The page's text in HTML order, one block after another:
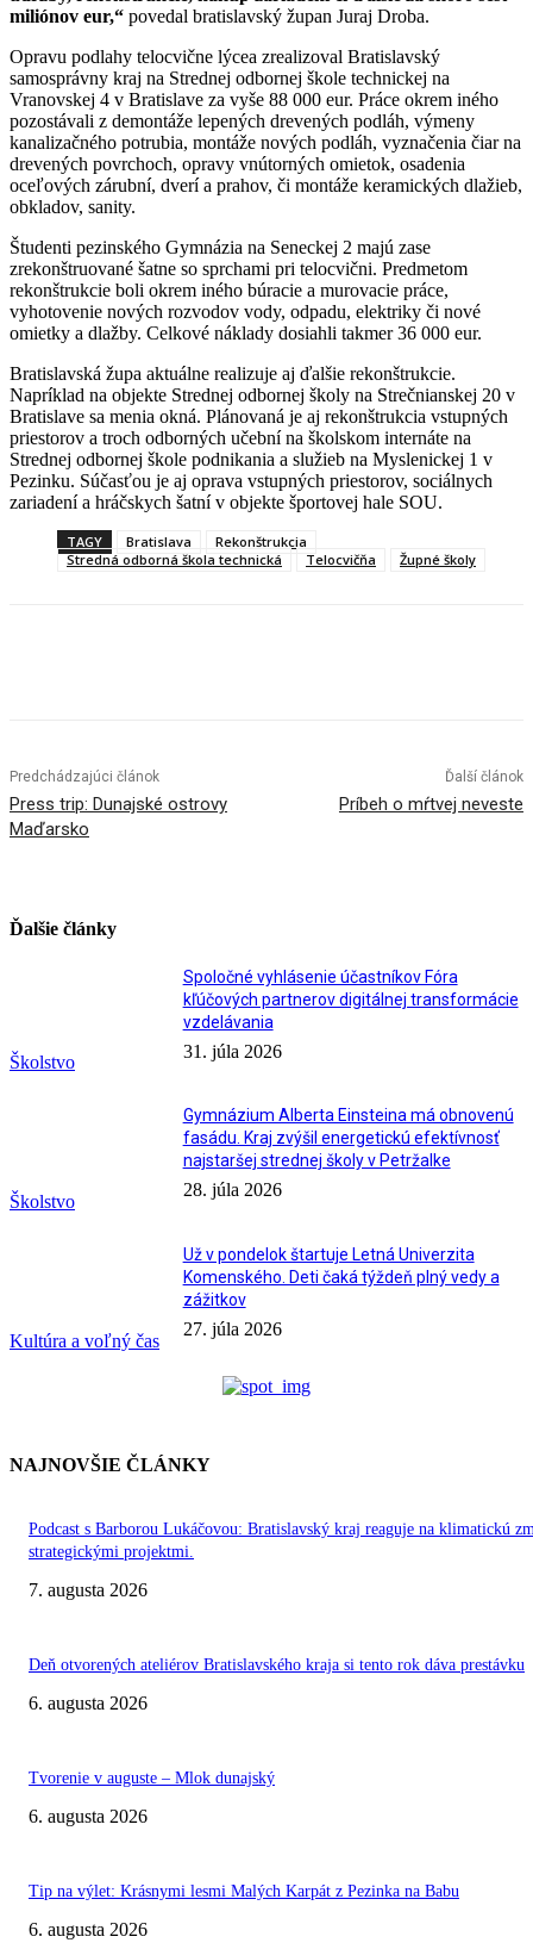
miliónov eur,“ povedal bratislavský župan Juraj Droba.
Opravu podlahy telocvične lýcea zrealizoval Bratislavský
samosprávny kraj na Strednej odbornej škole technickej na
Vranovskej 4 v Bratislave za vyše 88 000 eur. Práce okrem iného
pozostávali z demontáže lepených drevených podláh, výmeny
kanalizačného potrubia, montáže nových podláh, vyznačenia čiar na
drevených povrchoch, opravy vnútorných omietok, osadenia
oceľových zárubní, dverí a prahov, či montáže keramických dlažieb,
obkladov, sanity.
Študenti pezinského Gymnázia na Seneckej 2 majú zase
zrekonštruované šatne so sprchami pri telocvični. Predmetom
rekonštrukcie boli okrem iného búracie a murovacie práce,
vyhotovenie nových rozvodov vody, odpadu, elektriky či nové
omietky a dlažby. Celkové náklady dosiahli takmer 36 000 eur.
Bratislavská župa aktuálne realizuje aj ďalšie rekonštrukcie.
Napríklad na objekte Strednej odbornej školy na Strečnianskej 20 v
Bratislave sa menia okná. Plánovaná je aj rekonštrukcia vstupných
priestorov a troch odborných učební na školskom internáte na
Strednej odbornej škole podnikania a služieb na Myslenickej 1 v
Pezinku. Súčasťou je aj oprava vstupných priestorov, sociálnych
zariadení a hráčskych šatní v objekte športovej hale SOU.
TAGY Bratislava
Rekonštrukcia
Stredná odborná škola technická
Telocvičňa Župné školy
Predchádzajúci článok
Press trip: Dunajské ostrovy
Maďarsko
Ďalší článok
Príbeh o mŕtvej neveste
Ďalšie články
Školstvo
Spoločné vyhlásenie účastníkov Fóra
kľúčových partnerov digitálnej transformácie
vzdelávania
31. júla 2026
Školstvo
Gymnázium Alberta Einsteina má obnovenú
fasádu. Kraj zvýšil energetickú efektívnosť
najstaršej strednej školy v Petržalke
28. júla 2026
Kultúra a voľný čas
Už v pondelok štartuje Letná Univerzita
Komenského. Deti čaká týždeň plný vedy a
zážitkov
27. júla 2026
NAJNOVŠIE ČLÁNKY
Podcast s Barborou Lukáčovou: Bratislavský kraj reaguje na klimatickú
strategickými projektmi.
7. augusta 2026
Deň otvorených ateliérov Bratislavského kraja si tento rok dáva prestávku
6. augusta 2026
Tvorenie v auguste – Mlok dunajský
6. augusta 2026
Tip na výlet: Krásnymi lesmi Malých Karpát z Pezinka na Babu
6. augusta 2026